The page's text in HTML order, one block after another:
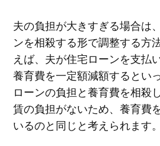
夫の負担が大きすぎる場合は
ンを相殺する形で調整する方
えば、夫が住宅ローンを支払
養育費を一定額減額するとい
ローンの負担と養育費を相殺
賃の負担がないため、養育費
いるのと同じと考えられます。